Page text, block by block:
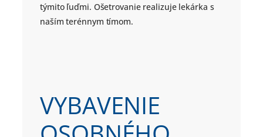
týmito ľuďmi. Ošetrovanie realizuje lekárka s
naším terénnym tímom.
VYBAVENIE